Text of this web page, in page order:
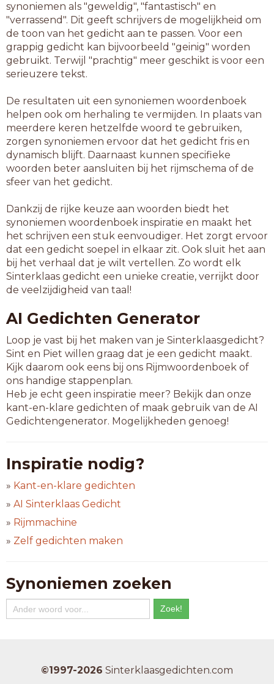
synoniemen als "geweldig", "fantastisch" en
"verrassend". Dit geeft schrijvers de mogelijkheid om
de toon van het gedicht aan te passen. Voor een
grappig gedicht kan bijvoorbeeld "geinig" worden
gebruikt. Terwijl "prachtig" meer geschikt is voor een
serieuzere tekst.
De resultaten uit een synoniemen woordenboek
helpen ook om herhaling te vermijden. In plaats van
meerdere keren hetzelfde woord te gebruiken,
zorgen synoniemen ervoor dat het gedicht fris en
dynamisch blijft. Daarnaast kunnen specifieke
woorden beter aansluiten bij het rijmschema of de
sfeer van het gedicht.
Dankzij de rijke keuze aan woorden biedt het
synoniemen woordenboek inspiratie en maakt het
het schrijven een stuk eenvoudiger. Het zorgt ervoor
dat een gedicht soepel in elkaar zit. Ook sluit het aan
bij het verhaal dat je wilt vertellen. Zo wordt elk
Sinterklaas gedicht een unieke creatie, verrijkt door
de veelzijdigheid van taal!
AI Gedichten Generator
Loop je vast bij het maken van je Sinterklaasgedicht?
Sint en Piet willen graag dat je een gedicht maakt.
Kijk daarom ook eens bij ons Rijmwoordenboek of
ons handige stappenplan.
Heb je echt geen inspiratie meer? Bekijk dan onze
kant-en-klare gedichten of maak gebruik van de AI
Gedichtengenerator. Mogelijkheden genoeg!
Inspiratie nodig?
» Kant-en-klare gedichten
» AI Sinterklaas Gedicht
» Rijmmachine
» Zelf gedichten maken
Synoniemen zoeken
©1997-2026 Sinterklaasgedichten.com